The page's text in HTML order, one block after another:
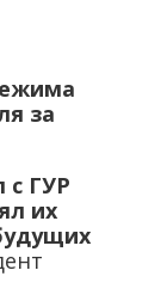
за
с ГУР
их